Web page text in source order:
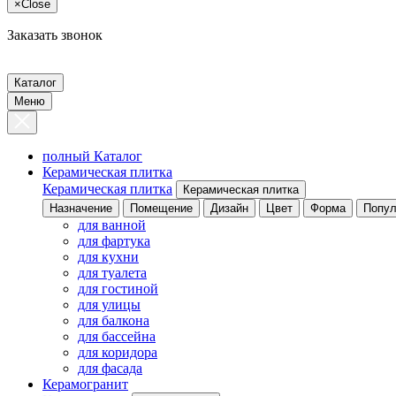
×Close
Заказать звонок
Каталог
Меню
полный Каталог
Керамическая плитка
Керамическая плитка
Керамическая плитка
Назначение
Помещение Дизайн Цвет Форма
для ванной
для фартука
для кухни
для туалета
для гостиной
для улицы
для балкона
для бассейна
для коридора
для фасада
Керамогранит